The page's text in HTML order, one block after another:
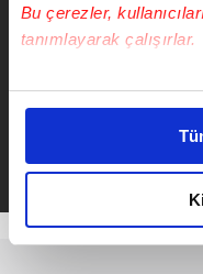
Bu çerezler,
tanımlayarak çalışırlar.
Bu çerezlere izin
daha iyi reklam
amacımızın size
olduğunu ve sizlere en
elimizden gelen
reklamların